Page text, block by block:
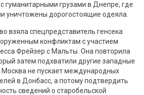
гуманитарными грузами в Днепре, где
уничтожены дорогостоящие одеяла.
взяла спецпредставитель генсека
конфликтам с участием
Фрейзер с Мальты. Она повторила
затем подхватили другие западные
Москва не пускает международных
в Донбасс, а потому подтвердить
сведений о старобельской